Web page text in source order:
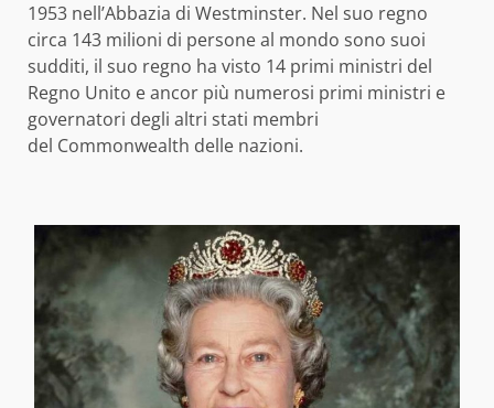
1953 nell’Abbazia di Westminster. Nel suo regno
circa 143 milioni di persone al mondo sono suoi
sudditi, il suo regno ha visto 14 primi ministri del
Regno Unito e ancor più numerosi primi ministri e
governatori degli altri stati membri
del Commonwealth delle nazioni.